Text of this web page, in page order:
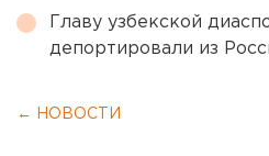
Главу узбекской
депортировали из
← НОВОСТИ